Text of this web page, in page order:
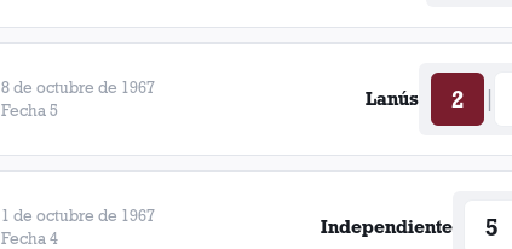
8 de octubre de 1967
Fecha 5
Lanús 2
1 de octubre de 1967
Fecha 4
Independiente 5